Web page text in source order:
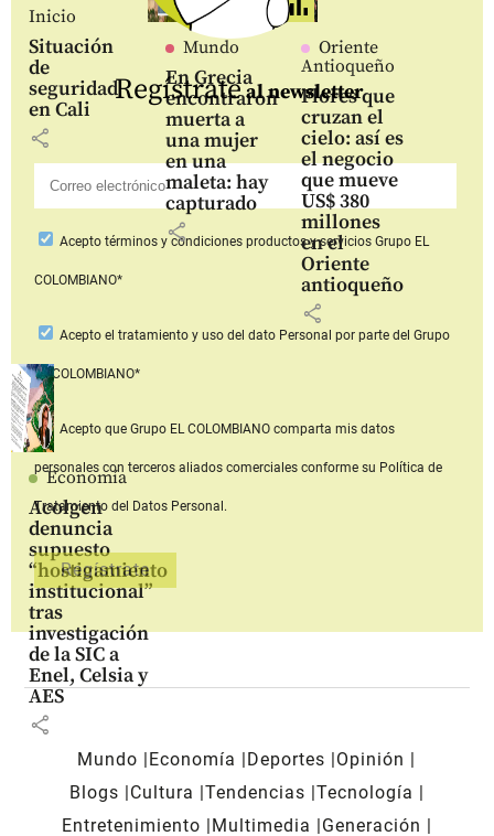
Inicio
Situación
de
seguridad
en Cali
share
Mundo
En Grecia
encontraron
muerta a
una mujer
en una
maleta: hay
capturado
share
Oriente
Antioqueño
Flores que
cruzan el
cielo: así es
el negocio
que mueve
US$ 380
millones
en el
Oriente
antioqueño
share
Economía
Acolgen
denuncia
supuesto
“hostigamiento
institucional”
tras
investigación
de la SIC a
Enel, Celsia y
AES
share
Regístrateal newsletter
Aceptotérminos y condiciones productos y serviciosGrupo EL
COLOMBIANO*
Acepto el tratamiento y uso del dato Personal por parte del Grupo
EL COLOMBIANO*
Acepto que Grupo EL COLOMBIANOcomparta mis datos
personales con terceros aliados comerciales conforme su Política de
Tratamiento del Datos Personal.
Mundo Economía Deportes
Opinión
Blogs
Cultura Tendencias Tecnología
Entretenimiento
Multimedia
Generación